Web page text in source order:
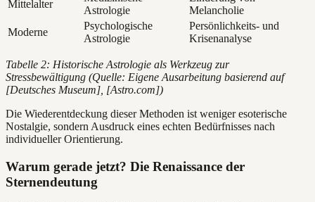
Mittelalter
Astrologie
Melancholie
Moderne
Psychologische
Astrologie
Persönlichkeits- und
Krisenanalyse
Tabelle 2: Historische Astrologie als Werkzeug zur
Stressbewältigung (Quelle: Eigene Ausarbeitung basierend auf
[Deutsches Museum], [Astro.com])
Die Wiederentdeckung dieser Methoden ist weniger esoterische
Nostalgie, sondern Ausdruck eines echten Bedürfnisses nach
individueller Orientierung.
Warum gerade jetzt? Die Renaissance der
Sternendeutung